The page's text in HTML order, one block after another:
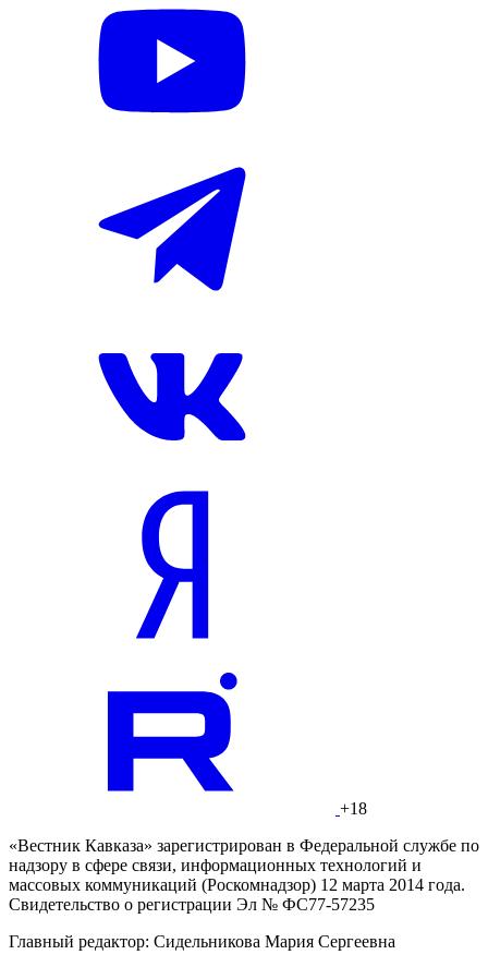
+18
«Вестник Кавказа» зарегистрирован в Федеральной службе по
надзору в сфере связи, информационных технологий и
массовых коммуникаций (Роскомнадзор) 12 марта 2014 года.
Свидетельство о регистрации Эл № ФС77-57235
Главный редактор: Сидельникова Мария Сергеевна